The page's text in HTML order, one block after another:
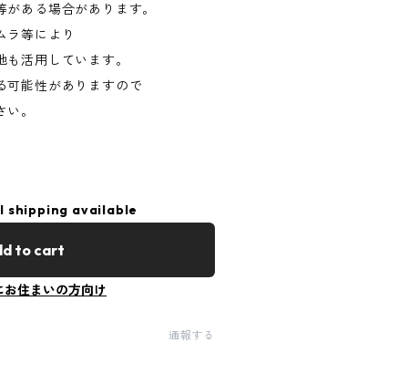
ある場合があります。
ラ等により
活用しています。
可能性がありますので
。
shipping available
to cart
お住まいの方向け
通報する